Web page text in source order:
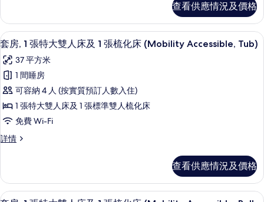
大
雙
人
床
的
相
片
加
大
雙
床
詳
情
查看供應情況及價格
載
入
所
有
套
房,
張
大
雙
書桌、手提電腦工作空間、遮光窗簾/
6
套房, 1 張特大雙人床及 1 張梳化床 (Mobility Accessible, Tub)
37 平方米
1 間睡房
可容納 4 人 (按實質預訂人數入住)
1 張特大雙人床及 1 張標準雙人梳化床
免費 Wi-Fi
詳情
套
特
大
查看供應情況及價格
載 書桌、手提電腦工作空間、遮光窗簾/